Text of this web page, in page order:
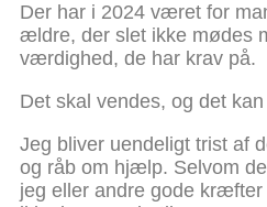
Der har i 2024 været for
ældre, der slet ikke mødes
værdighed, de har krav på.
Det skal vendes, og det
Jeg bliver uendeligt trist af
og råb om hjælp. Selvom
jeg eller andre gode